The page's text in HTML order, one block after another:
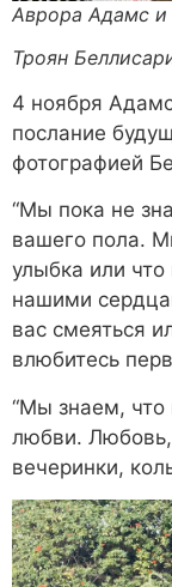
Аврора Адамс и
Троян
4 ноября
послание
фотографией
“Мы пока не
вашего пола.
улыбка или
нашими
вас смеяться
влюбитесь
“Мы знаем, что
любви.
вечеринки,